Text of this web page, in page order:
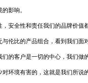
影响。
，安全性和责任我们的品牌价值
与伦比的产品组合，看到我们面
们的客户是一切的中心，我们做
对环境有害的，这就是我们所说